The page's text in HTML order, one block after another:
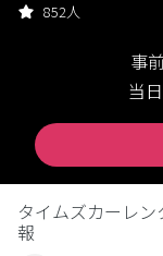
852人
事
当
タイムズカーレ
報